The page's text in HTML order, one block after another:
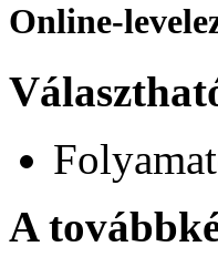
Online-
A